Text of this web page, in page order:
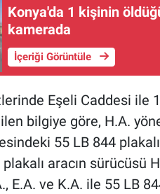
Konya'da 1 kişinin
kamerada
İçeriği Görüntüle
Eşeli Caddesi ile
bilgiye göre, H.A.
55 LB 844
aracın sürücüsü
E.A. ve K.A. ile 55 LB